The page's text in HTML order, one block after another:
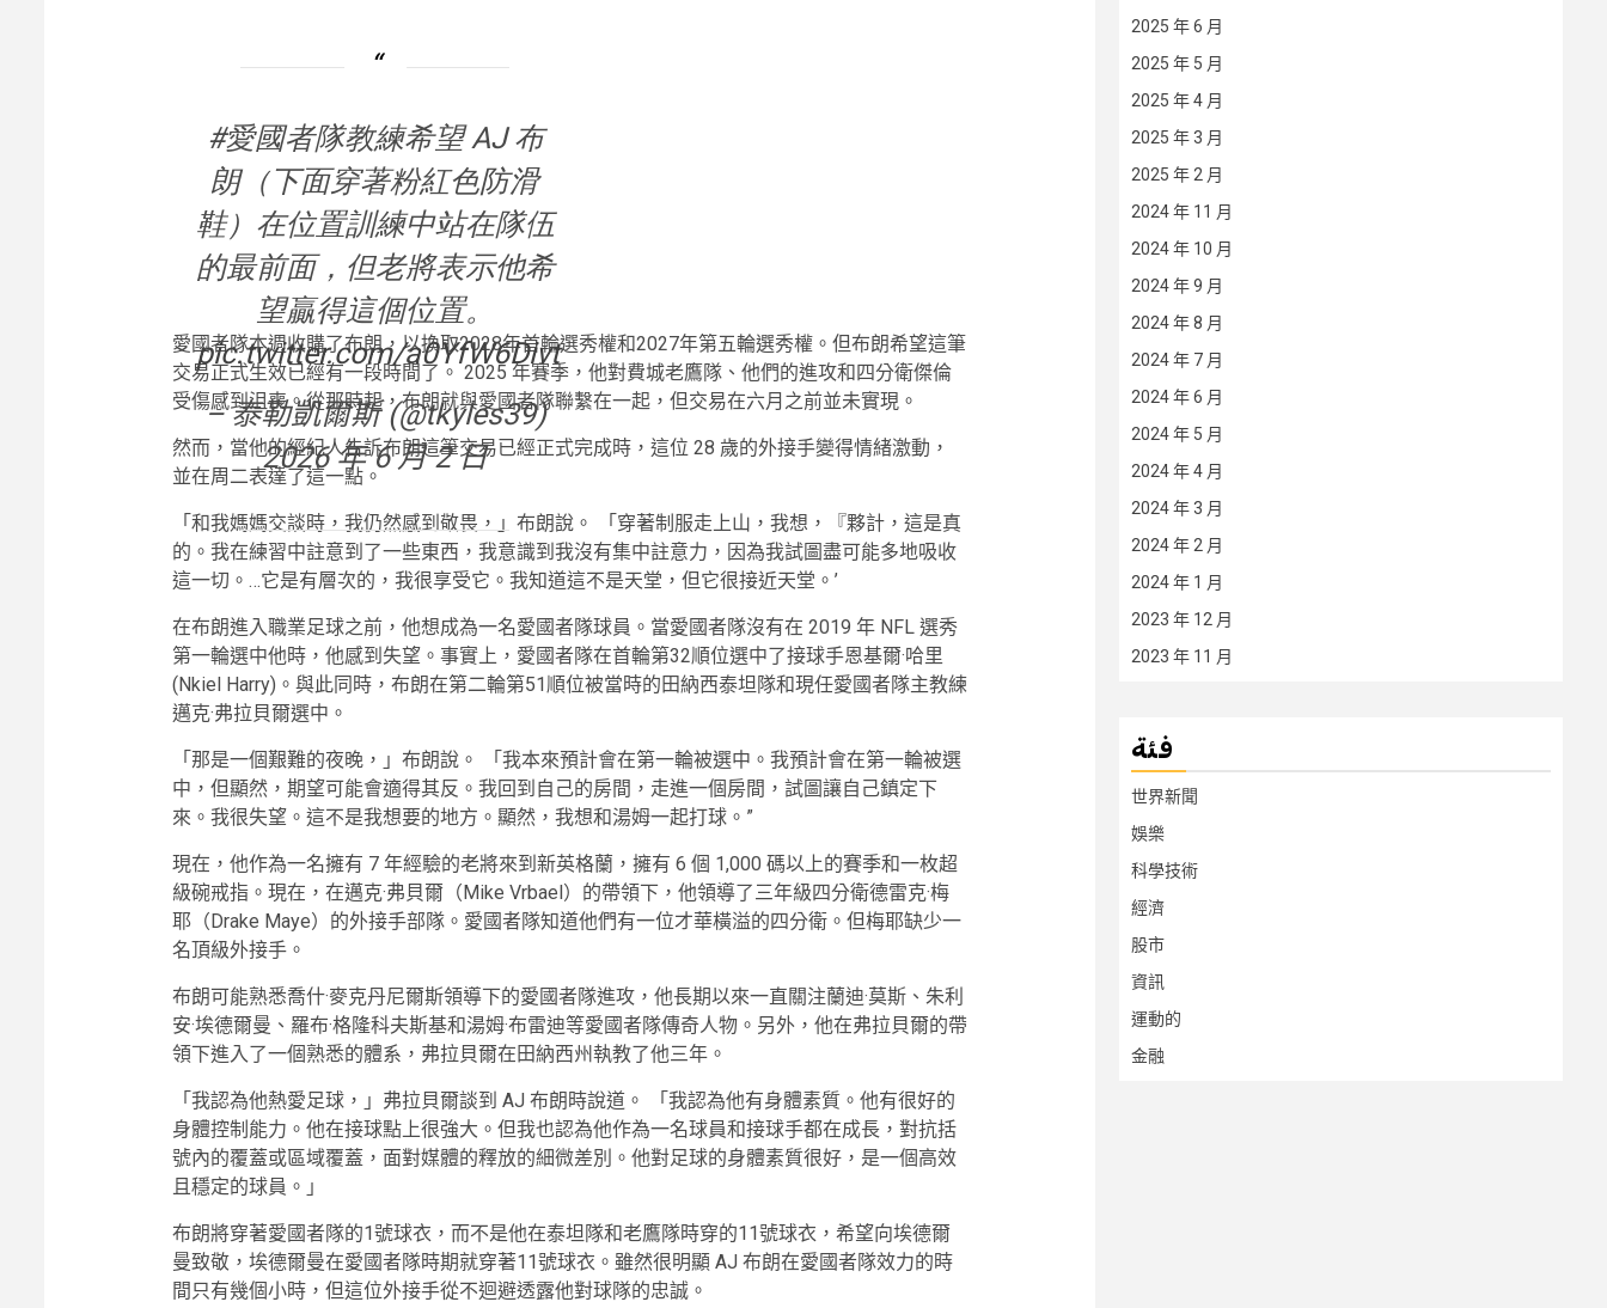
#愛國者隊教練希望 AJ 布
朗（下面穿著粉紅色防滑
鞋）在位置訓練中站在隊伍
的最前面，但老將表示他希
望贏得這個位置。
pic.twitter.com/a0YfW6Divt
– 泰勒凱爾斯 (@tkyles39)
2026 年 6 月 2 日
愛國者隊本週收購了布朗，以換取2028年首輪選秀權和2027年第五輪選秀權。但布朗希望這筆
交易正式生效已經有一段時間了。 2025 年賽季，他對費城老鷹隊、他們的進攻和四分衛傑倫
受傷感到沮喪。從那時起，布朗就與愛國者隊聯繫在一起，但交易在六月之前並未實現。
然而，當他的經紀人告訴布朗這筆交易已經正式完成時，這位 28 歲的外接手變得情緒激動，
並在周二表達了這一點。
「和我媽媽交談時，我仍然感到敬畏，」布朗說。 「穿著制服走上山，我想，『夥計，這是真
的。我在練習中註意到了一些東西，我意識到我沒有集中註意力，因為我試圖盡可能多地吸收
這一切。…它是有層次的，我很享受它。我知道這不是天堂，但它很接近天堂。’
在布朗進入職業足球之前，他想成為一名愛國者隊球員。當愛國者隊沒有在 2019 年 NFL 選秀
第一輪選中他時，他感到失望。事實上，愛國者隊在首輪第32順位選中了接球手恩基爾·哈里
(Nkiel Harry)。與此同時，布朗在第二輪第51順位被當時的田納西泰坦隊和現任愛國者隊主教練
邁克·弗拉貝爾選中。
「那是一個艱難的夜晚，」布朗說。 「我本來預計會在第一輪被選中。我預計會在第一輪被選
中，但顯然，期望可能會適得其反。我回到自己的房間，走進一個房間，試圖讓自己鎮定下
來。我很失望。這不是我想要的地方。顯然，我想和湯姆一起打球。”
現在，他作為一名擁有 7 年經驗的老將來到新英格蘭，擁有 6 個 1,000 碼以上的賽季和一枚超
級碗戒指。現在，在邁克·弗貝爾（Mike Vrbael）的帶領下，他領導了三年級四分衛德雷克·梅
耶（Drake Maye）的外接手部隊。愛國者隊知道他們有一位才華橫溢的四分衛。但梅耶缺少一
名頂級外接手。
布朗可能熟悉喬什·麥克丹尼爾斯領導下的愛國者隊進攻，他長期以來一直關注蘭迪·莫斯、朱利
安·埃德爾曼、羅布·格隆科夫斯基和湯姆·布雷迪等愛國者隊傳奇人物。另外，他在弗拉貝爾的帶
領下進入了一個熟悉的體系，弗拉貝爾在田納西州執教了他三年。
「我認為他熱愛足球，」弗拉貝爾談到 AJ 布朗時說道。 「我認為他有身體素質。他有很好的
身體控制能力。他在接球點上很強大。但我也認為他作為一名球員和接球手都在成長，對抗括
號內的覆蓋或區域覆蓋，面對媒體的釋放的細微差別。他對足球的身體素質很好，是一個高效
且穩定的球員。」
布朗將穿著愛國者隊的1號球衣，而不是他在泰坦隊和老鷹隊時穿的11號球衣，希望向埃德爾
曼致敬，埃德爾曼在愛國者隊時期就穿著11號球衣。雖然很明顯 AJ 布朗在愛國者隊效力的時
間只有幾個小時，但這位外接手從不迴避透露他對球隊的忠誠。
2025 年 6 月
2025 年 5 月
2025 年 4 月
2025 年 3 月
2025 年 2 月
2024 年 11 月
2024 年 10 月
2024 年 9 月
2024 年 8 月
2024 年 7 月
2024 年 6 月
2024 年 5 月
2024 年 4 月
2024 年 3 月
2024 年 2 月
2024 年 1 月
2023 年 12 月
2023 年 11 月
فئة
世界新聞
娛樂
科學技術
經濟
股市
資訊
運動的
金融